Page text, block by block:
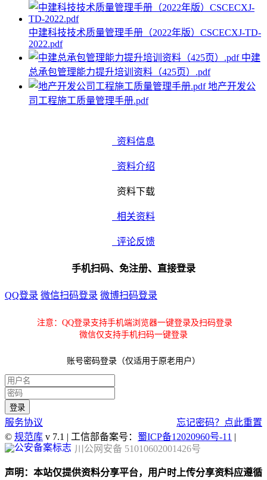
中建科技技术质量管理手册（2022年版）CSCECXJ-TD-
2022.pdf
中建
总承包管理能力提升培训资料（425页）.pdf
地产开发公
司工程施工质量管理手册.pdf
资料信息
资料介绍
资料下载
相关资料
评论反馈
手机扫码、免注册、直接登录
QQ登录 微信扫码登录 微博扫码登录
注意：QQ登录支持手机端浏览器一键登录及扫码登录
微信仅支持手机扫码一键登录
账号密码登录（仅适用于原老用户）
服务协议
忘记密码？点此重置
© 规范库 v 7.1 | 工信部备案号： 蜀ICP备12020960号-11 |
川公网安备 51010602001426号
声明：本站仅提供资料分享平台，用户时上传分享资料应遵循